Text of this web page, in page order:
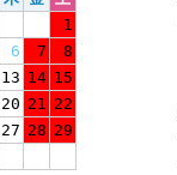
1
6 7
8
13 14 15
20 21 22
27 28 29